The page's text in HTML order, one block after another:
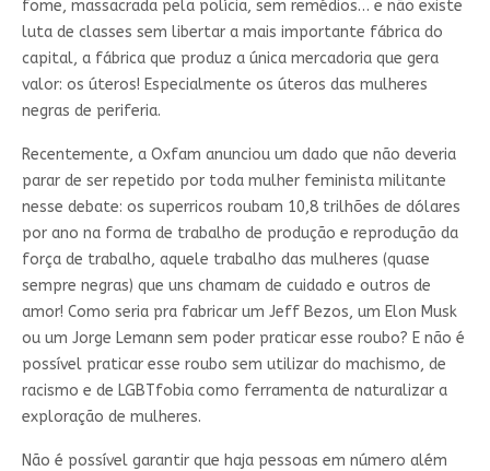
fome, massacrada pela polícia, sem remédios… e não existe
luta de classes sem libertar a mais importante fábrica do
capital, a fábrica que produz a única mercadoria que gera
valor: os úteros! Especialmente os úteros das mulheres
negras de periferia.
Recentemente, a Oxfam anunciou um dado que não deveria
parar de ser repetido por toda mulher feminista militante
nesse debate: os superricos roubam 10,8 trilhões de dólares
por ano na forma de trabalho de produção e reprodução da
força de trabalho, aquele trabalho das mulheres (quase
sempre negras) que uns chamam de cuidado e outros de
amor! Como seria pra fabricar um Jeff Bezos, um Elon Musk
ou um Jorge Lemann sem poder praticar esse roubo? E não é
possível praticar esse roubo sem utilizar do machismo, de
racismo e de LGBTfobia como ferramenta de naturalizar a
exploração de mulheres.
Não é possível garantir que haja pessoas em número além